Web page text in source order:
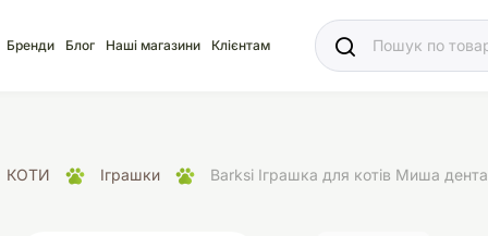
Бренди Блог Наші магазини Клієнтам
КОТИ Іграшки Barksi Іграшка для котів Миша